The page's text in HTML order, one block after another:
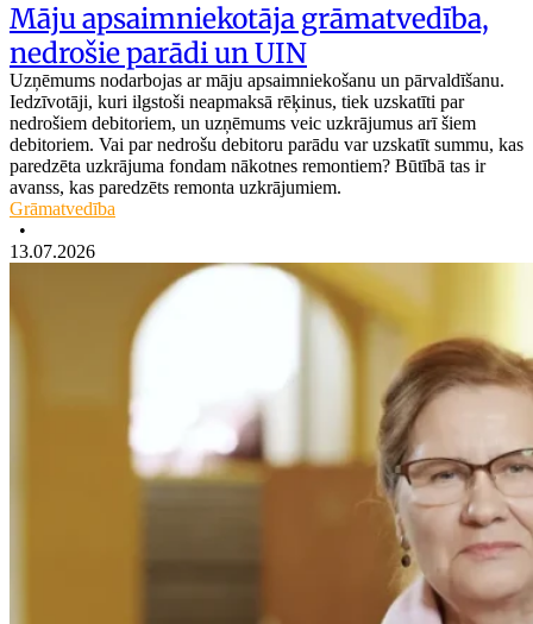
Māju apsaimniekotāja grāmatvedība,
nedrošie parādi un UIN
Uzņēmums nodarbojas ar māju apsaimniekošanu un pārvaldīšanu.
Iedzīvotāji, kuri ilgstoši neapmaksā rēķinus, tiek uzskatīti par
nedrošiem debitoriem, un uzņēmums veic uzkrājumus arī šiem
debitoriem. Vai par nedrošu debitoru parādu var uzskatīt summu, kas
paredzēta uzkrājuma fondam nākotnes remontiem? Būtībā tas ir
avanss, kas paredzēts remonta uzkrājumiem.
Grāmatvedība
•
13.07.2026